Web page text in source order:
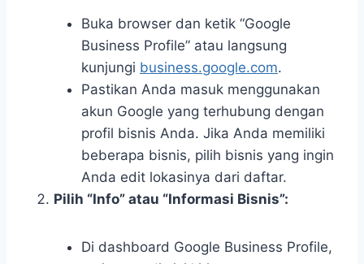
Buka browser dan ketik “Google
Business Profile” atau langsung
kunjungi business.google.com.
Pastikan Anda masuk menggunakan
akun Google yang terhubung dengan
profil bisnis Anda. Jika Anda memiliki
beberapa bisnis, pilih bisnis yang ingin
Anda edit lokasinya dari daftar.
Pilih “Info” atau “Informasi Bisnis”:
Di dashboard Google Business Profile,